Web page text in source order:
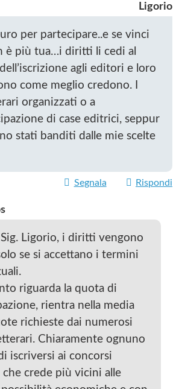
Ligorio
per partecipare..e se vinci
è più tua…i diritti li cedi al
agli editori e loro
come meglio credono. I
organizzati o a
di case editrici, seppur
stati banditi dalle mie scelte
Segnala Rispondi
Ligorio, i diritti vengono
se si accettano i termini
riguarda la quota di
rientra nella media
richieste dai numerosi
Chiaramente ognuno
iscriversi ai concorsi
che crede più vicini alle